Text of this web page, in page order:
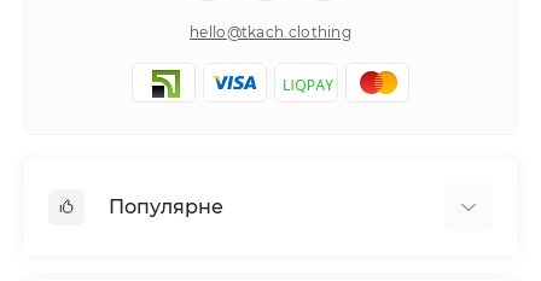
hello@tkach.clothing
Популярне